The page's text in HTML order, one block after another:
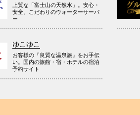
上質な「富士山の天然水」。安心・
安全、こだわりのウォーターサーバ
ー
ゆこゆこ
お客様の『良質な温泉旅』をお手伝
い。国内の旅館・宿・ホテルの宿泊
予約サイト